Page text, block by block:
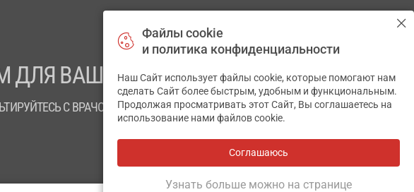
ВАШЕГО ЗДОРОВЬЯ
С ВРАЧОМ
Файлы cookie
и политика конфиденциальности
Наш Сайт использует файлы cookie, которые помогают нам
сделать Сайт более быстрым, удобным и функциональным.
Продолжая просматривать этот Сайт, Вы соглашаетесь на
использование нами файлов cookie.
Соглашаюсь
Узнать больше можно на странице
✕